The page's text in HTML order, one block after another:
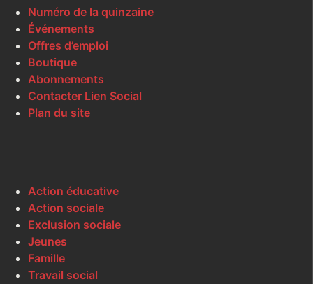
Numéro de la quinzaine
Événements
Offres d’emploi
Boutique
Abonnements
Contacter Lien Social
Plan du site
Action éducative
Action sociale
Exclusion sociale
Jeunes
Famille
Travail social